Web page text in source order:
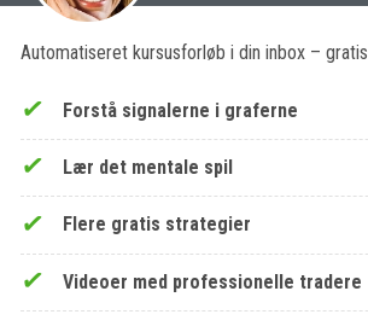
Automatiseret kursusforløb i din inbox – gratis
Forstå signalerne i graferne
Lær det mentale spil
Flere gratis strategier
Videoer med professionelle tradere